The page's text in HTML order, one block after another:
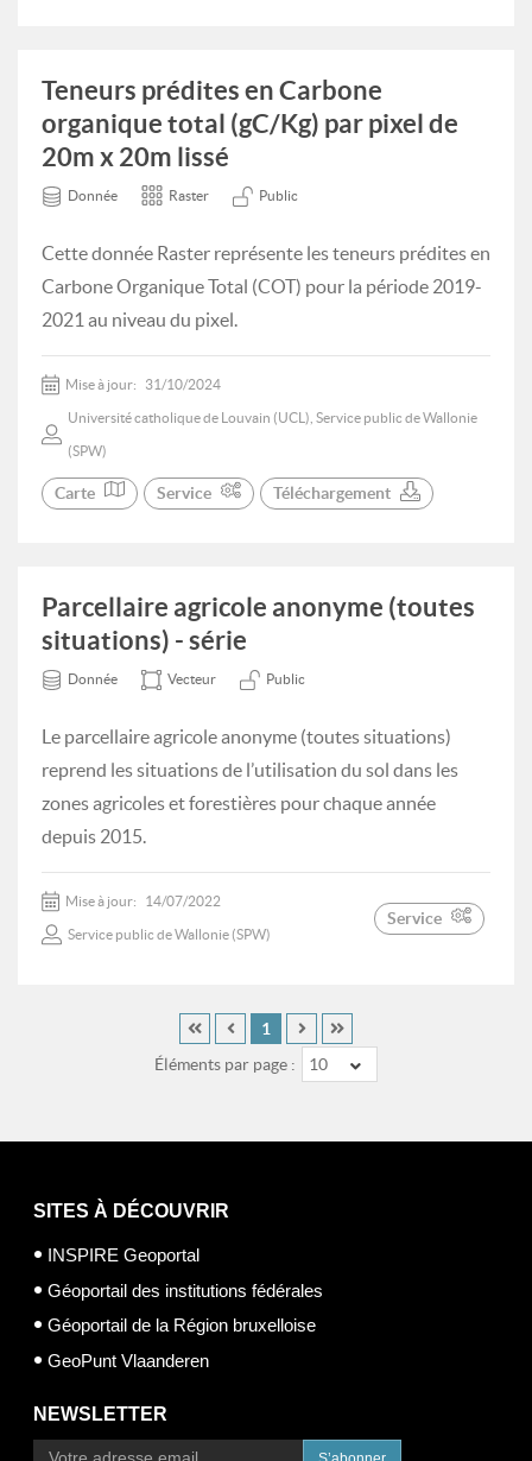
Teneurs prédites en Carbone
organique total (gC/Kg) par pixel de
20m x 20m lissé
Donnée Raster Public
Cette donnée Raster représente les teneurs prédites en
Carbone Organique Total (COT) pour la période 2019-
2021 au niveau du pixel.
Mise à jour: 31/10/2024
Université catholique de Louvain (UCL), Service public de Wallonie
(SPW)
Carte Service Téléchargement
Parcellaire agricole anonyme (toutes
situations) - série
Donnée Vecteur Public
Le parcellaire agricole anonyme (toutes situations)
reprend les situations de l’utilisation du sol dans les
zones agricoles et forestières pour chaque année
depuis 2015.
Mise à jour: 14/07/2022
Service public de Wallonie (SPW)
Service
Éléments par page : 10
1
SITES À DÉCOUVRIR
INSPIRE Geoportal
Géoportail des institutions fédérales
Géoportail de la Région bruxelloise
GeoPunt Vlaanderen
NEWSLETTER